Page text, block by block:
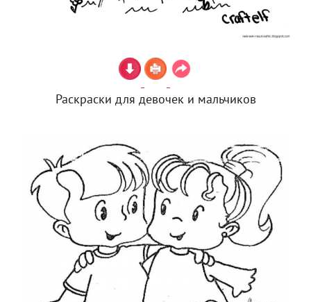
Раскраски для девочек и мальчиков